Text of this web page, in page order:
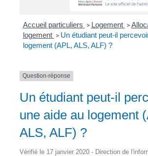
Accueil particuliers > Logement >
logement > Un étudiant peut-il
logement (APL, ALS, ALF) ?
Question-réponse
Un étudiant peut-il
une aide au logement
ALS, ALF) ?
Vérifié le 17 janvier 2020 - Direction de